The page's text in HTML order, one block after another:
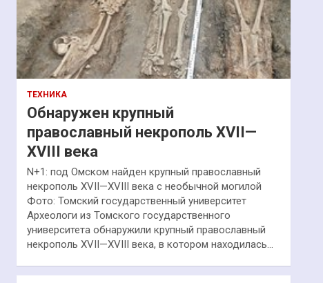
ТЕХНИКА
Обнаружен крупный
православный некрополь XVII—
XVIII века
N+1: под Омском найден крупный православный
некрополь XVII—XVIII века с необычной могилой
Фото: Томский государственный университет
Археологи из Томского государственного
университета обнаружили крупный православный
некрополь XVII—XVIII века, в котором находилась…